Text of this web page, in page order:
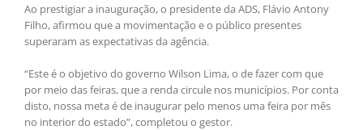
Ao prestigiar a inauguração, o presidente da ADS, Flávio Antony
Filho, afirmou que a movimentação e o público presentes
superaram as expectativas da agência.
“Este é o objetivo do governo Wilson Lima, o de fazer com que
por meio das feiras, que a renda circule nos municípios. Por conta
disto, nossa meta é de inaugurar pelo menos uma feira por mês
no interior do estado”, completou o gestor.